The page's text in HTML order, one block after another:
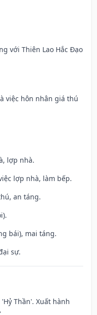
với Thiên Lao Hắc Đạo
việc hôn nhân giá thú
lợp nhà.
lợp nhà, làm bếp.
an táng.
bái), mai táng.
sự.
Thần'. Xuất hành